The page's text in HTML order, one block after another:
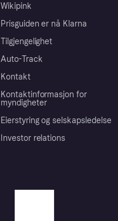
Wikipink
Prisguiden er nå Klarna
Tilgjengelighet
Auto-Track
Kontakt
Kontaktinformasjon for
myndigheter
Eierstyring og selskapsledelse
Investor relations